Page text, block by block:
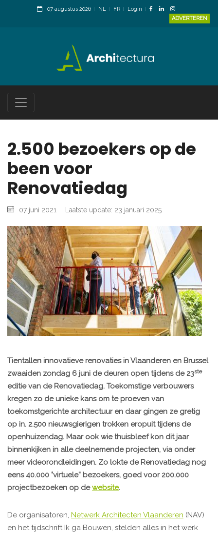
07 augustus 2026 NL FR
Login
ADVERTEREN
2.500 bezoekers op de
been voor
Renovatiedag
07 juni 2021 Laatste update: 23 januari 2025
Tientallen innovatieve renovaties in Vlaanderen en Brussel
zwaaiden zondag 6 juni de deuren open tijdens de 23ste
editie van de Renovatiedag. Toekomstige verbouwers
kregen zo de unieke kans om te proeven van
toekomstgerichte architectuur en daar gingen ze gretig
op in. 2.500 nieuwsgierigen trokken eropuit tijdens de
openhuizendag. Maar ook wie thuisbleef kon dit jaar
binnenkijken in alle deelnemende projecten, via onder
meer videorondleidingen. Zo lokte de Renovatiedag nog
eens 40.000 "virtuele” bezoekers, goed voor 200.000
projectbezoeken op dewebsite.
De organisatoren, Netwerk Architecten Vlaanderen (NAV)
en het tijdschrift Ik ga Bouwen, stelden alles in het werk